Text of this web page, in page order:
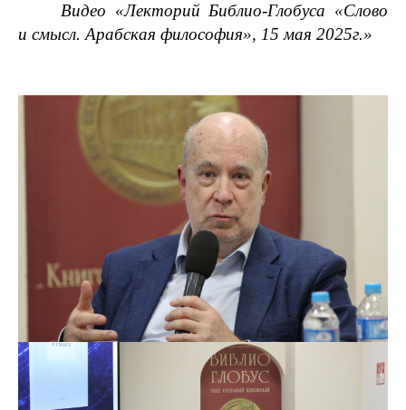
Видео «Лекторий Библио-Глобуса «Слово
и смысл. Арабская философия», 15 мая 2025г.»